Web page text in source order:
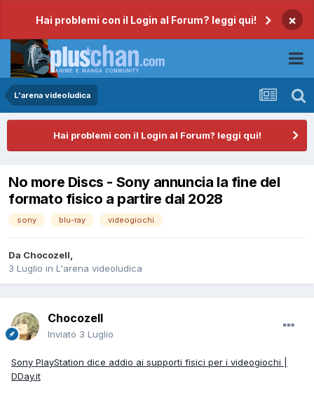
Hai problemi con il Login al Forum? leggi qui! ×
L'arena videoludica
Hai problemi con il Login al Forum? leggi qui!
No more Discs - Sony annuncia la fine del
formato fisico a partire dal 2028
sony blu-ray videogiochi
Da Chocozell,
3 Luglio in L'arena videoludica
Chocozell
Inviato 3 Luglio
Sony PlayStation dice addio ai supporti fisici per i videogiochi |
DDay.it